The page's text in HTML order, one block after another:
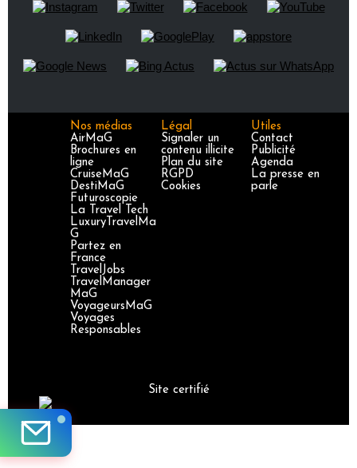
Nos médias
AirMaG
Brochures en
ligne
CruiseMaG
DestiMaG
Futuroscopie
La Travel Tech
LuxuryTravelMa
G
Partez en
France
TravelJobs
TravelManager
MaG
VoyageursMaG
Voyages
Responsables
Légal
Signaler un
contenu illicite
Plan du site
RGPD
Cookies
Utiles
Contact
Publicité
Agenda
La presse en
parle
Site certifié